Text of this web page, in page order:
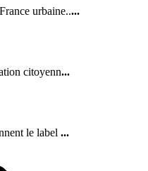
urbaine.....
citoyenn...
le label ...